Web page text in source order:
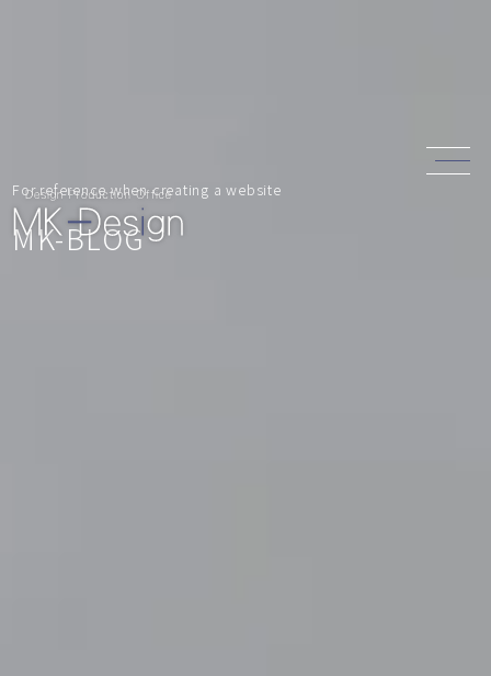
For reference when creating a website
MK-BLOG